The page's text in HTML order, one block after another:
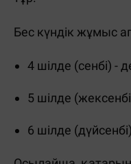
Бес күндік жұмыс
4 шілде (сенбі) -
5 шілде
6 шілде